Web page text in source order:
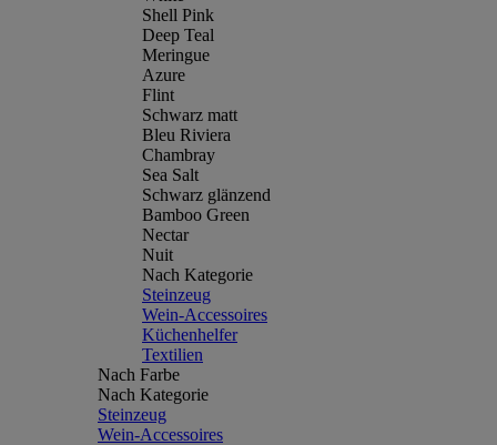
Shell Pink
Deep Teal
Meringue
Azure
Flint
Schwarz matt
Bleu Riviera
Chambray
Sea Salt
Schwarz glänzend
Bamboo Green
Nectar
Nuit
Nach Kategorie
Steinzeug
Wein-Accessoires
Küchenhelfer
Textilien
Nach Farbe
Nach Kategorie
Steinzeug
Wein-Accessoires